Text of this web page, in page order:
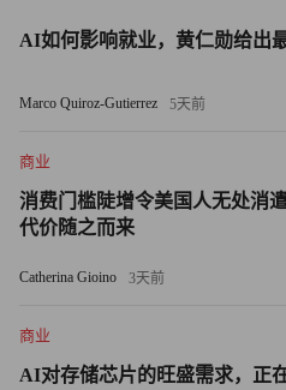
伊莎贝拉·伊利特在高盛的发展
自1998年成为常务董事以来，
年任全球商品部负责人，2008
任全球证券部共同负责人。今
30
AI如何影响就业，黄仁勋给出
Marco Quiroz-Gutierrez 5天前
商业
消费门槛陡增令美国人无处消
代价随之而来
Catherina Gioino 3天前
商业
AI对存储芯片的旺盛需求，正